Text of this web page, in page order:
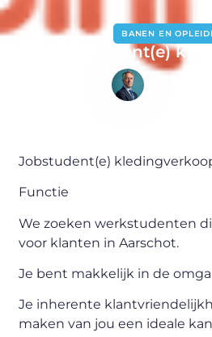
BANEN EN
Jobstudent(e)
Bas
Jobstudent(e)
Functie
We zoeken werkstudenten
voor klanten in Aarschot.
Je bent makkelijk in de
Je inherente
maken van jou een ideale